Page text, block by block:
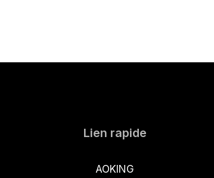
Lien rapide
AOKING